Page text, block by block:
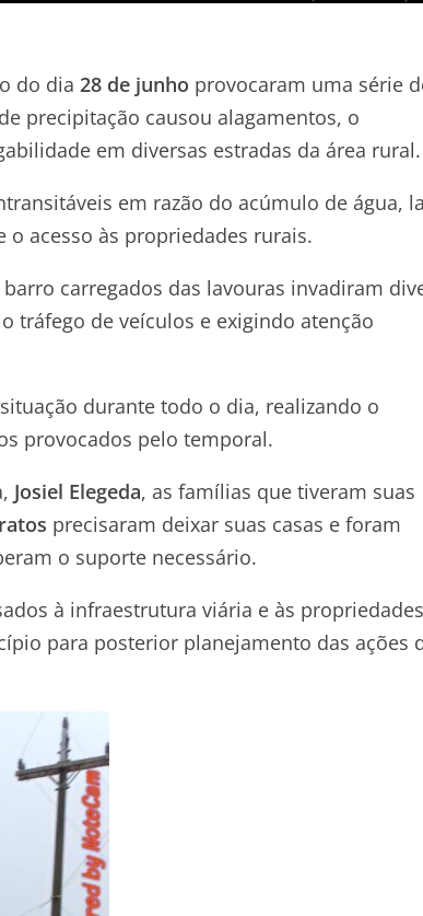
do dia 28 de junho provocaram uma série
precipitação causou alagamentos, o
em diversas estradas da área rural.
em razão do acúmulo de água,
acesso às propriedades rurais.
carregados das lavouras invadiram
tráfego de veículos e exigindo atenção
durante todo o dia, realizando o
provocados pelo temporal.
Josiel Elegeda, as famílias que tiveram suas
precisaram deixar suas casas e foram
o suporte necessário.
à infraestrutura viária e às propriedades
para posterior planejamento das ações